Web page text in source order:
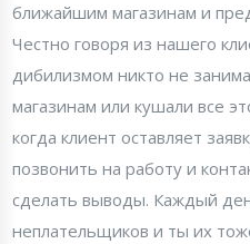
ближайшим магазинам и
Честно говоря из нашего
дибилизмом никто не
магазинам или кушали все
когда клиент оставляет
позвонить на работу и
сделать выводы. Каждый
неплательщиков и ты их